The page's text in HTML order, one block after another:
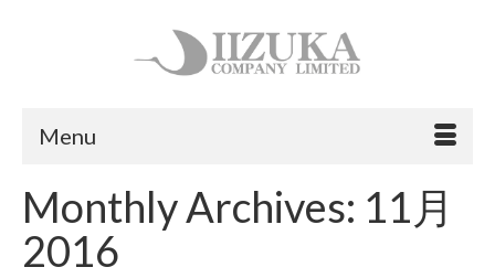
Menu
Monthly Archives: 11月
2016